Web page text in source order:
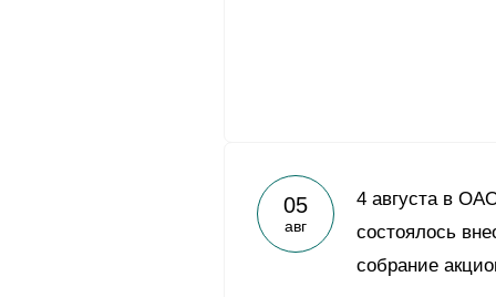
О Группе
География
05
авг
4 августа в
состоялось
собрание